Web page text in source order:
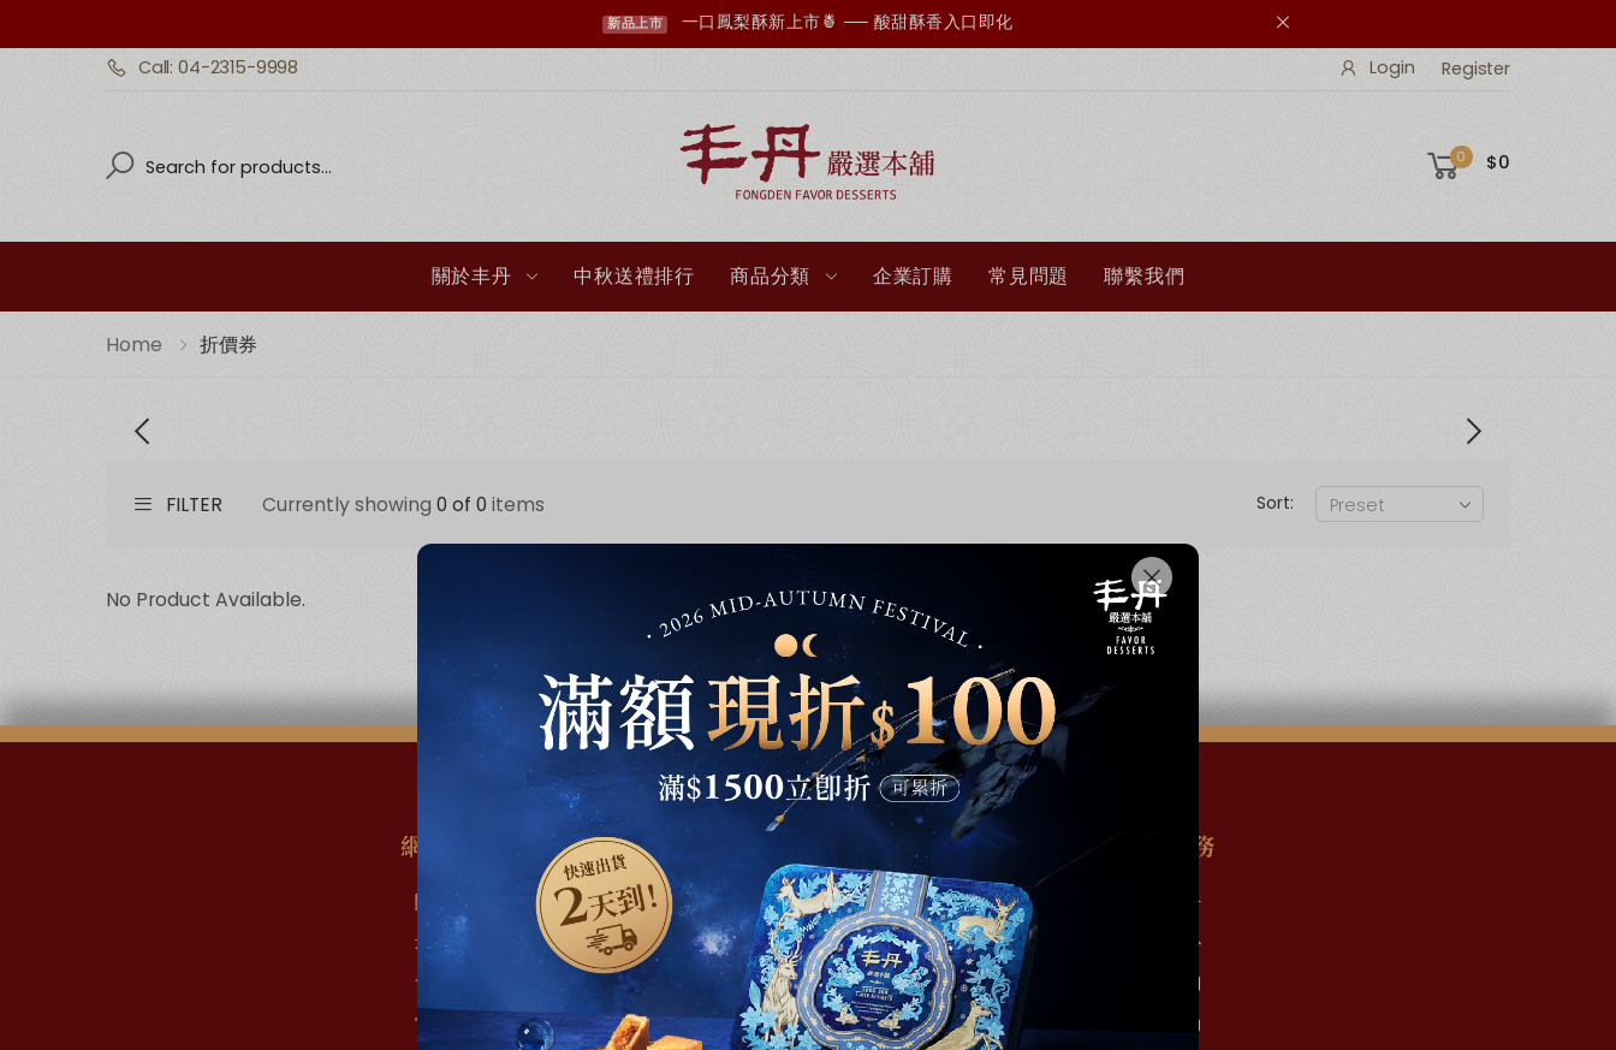
新品上市 一口鳳梨酥新上市🍍 ── 酸甜酥香入口即化
免運優惠 超取滿 $1500 免運、宅配滿 $2500 免運🚚
Call: 04-2315-9998 Login Register
Search
Search
0 $0
關於丰丹 中秋送禮排行 商品分類 企業訂購 常見問題 聯繫我們
Home 折價券
FILTER Currently showing 0 of 0 items Sort:
No Product Available.
網站地圖
關於我們
最新消息
會員權益
常見問題
現貨快速出貨
伴手禮推薦
小盒嚐鮮組
精緻鐵盒首選
顧客服務
會員註冊
會員中心
訂單查詢
優惠活動